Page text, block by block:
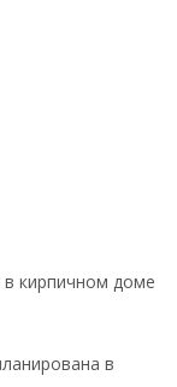
кирпичном доме
в